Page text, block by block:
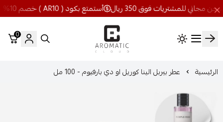
أستمتع بكود ( AR10 ) خصم 10% شحن مجاني للمشتريات فوق 350 ريال
اروماتيك كلاود
0
الرئيسية عطر بيربل الينا كوريل او دي بارفيوم - 100 مل